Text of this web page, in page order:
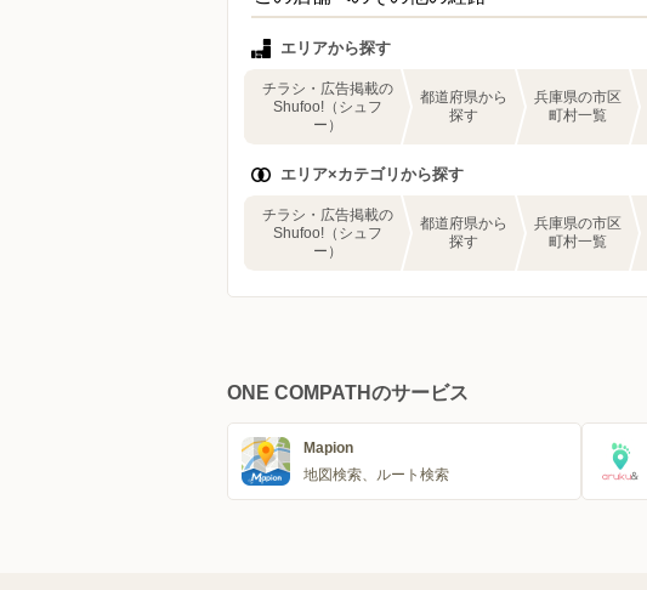
エリアから探す
チラシ・広告掲載の
Shufoo!（シュフ
ー）
都道府県から
探す
兵庫県の市区
町村一覧
エリア×カテゴリから探す
チラシ・広告掲載の
Shufoo!（シュフ
ー）
都道府県から
探す
兵庫県の市区
町村一覧
ONE COMPATHのサービス
Mapion
地図検索、ルート検索